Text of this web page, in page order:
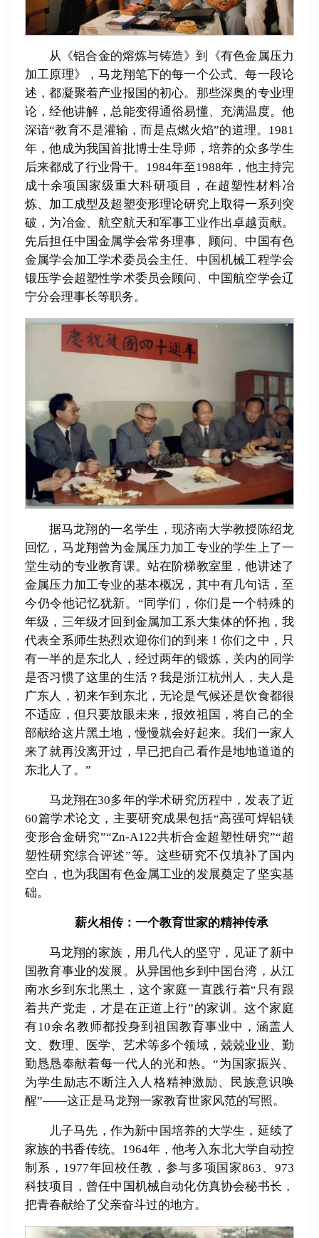
从《铝合金的熔炼与铸造》到《有色金属压力
加工原理》，马龙翔笔下的每一个公式、每一段论
述，都凝聚着产业报国的初心。那些深奥的专业理
论，经他讲解，总能变得通俗易懂、充满温度。他
深谙“教育不是灌输，而是点燃火焰”的道理。1981
年，他成为我国首批博士生导师，培养的众多学生
后来都成了行业骨干。1984年至1988年，他主持完
成十余项国家级重大科研项目，在超塑性材料冶
炼、加工成型及超塑变形理论研究上取得一系列突
破，为冶金、航空航天和军事工业作出卓越贡献。
先后担任中国金属学会常务理事、顾问、中国有色
金属学会加工学术委员会主任、中国机械工程学会
锻压学会超塑性学术委员会顾问、中国航空学会辽
宁分会理事长等职务。
据马龙翔的一名学生，现济南大学教授陈绍龙
回忆，马龙翔曾为金属压力加工专业的学生上了一
堂生动的专业教育课。站在阶梯教室里，他讲述了
金属压力加工专业的基本概况，其中有几句话，至
今仍令他记忆犹新。“同学们，你们是一个特殊的
年级，三年级才回到金属加工系大集体的怀抱，我
代表全系师生热烈欢迎你们的到来！你们之中，只
有一半的是东北人，经过两年的锻炼，关内的同学
是否习惯了这里的生活？我是浙江杭州人，夫人是
广东人，初来乍到东北，无论是气候还是饮食都很
不适应，但只要放眼未来，报效祖国，将自己的全
部献给这片黑土地，慢慢就会好起来。我们一家人
来了就再没离开过，早已把自己看作是地地道道的
东北人了。”
马龙翔在30多年的学术研究历程中，发表了近
60篇学术论文，主要研究成果包括“高强可焊铝镁
变形合金研究”“Zn-A122共析合金超塑性研究”“超
塑性研究综合评述”等。这些研究不仅填补了国内
空白，也为我国有色金属工业的发展奠定了坚实基
础。
薪火相传：一个教育世家的精神传承
马龙翔的家族，用几代人的坚守，见证了新中
国教育事业的发展。从异国他乡到中国台湾，从江
南水乡到东北黑土，这个家庭一直践行着“只有跟
着共产党走，才是在正道上行”的家训。这个家庭
有10余名教师都投身到祖国教育事业中，涵盖人
文、数理、医学、艺术等多个领域，兢兢业业、勤
勤恳恳奉献着每一代人的光和热。“为国家振兴、
为学生励志不断注入人格精神激励、民族意识唤
醒”——这正是马龙翔一家教育世家风范的写照。
儿子马先，作为新中国培养的大学生，延续了
家族的书香传统。1964年，他考入东北大学自动控
制系，1977年回校任教，参与多项国家863、973
科技项目，曾任中国机械自动化仿真协会秘书长，
把青春献给了父亲奋斗过的地方。